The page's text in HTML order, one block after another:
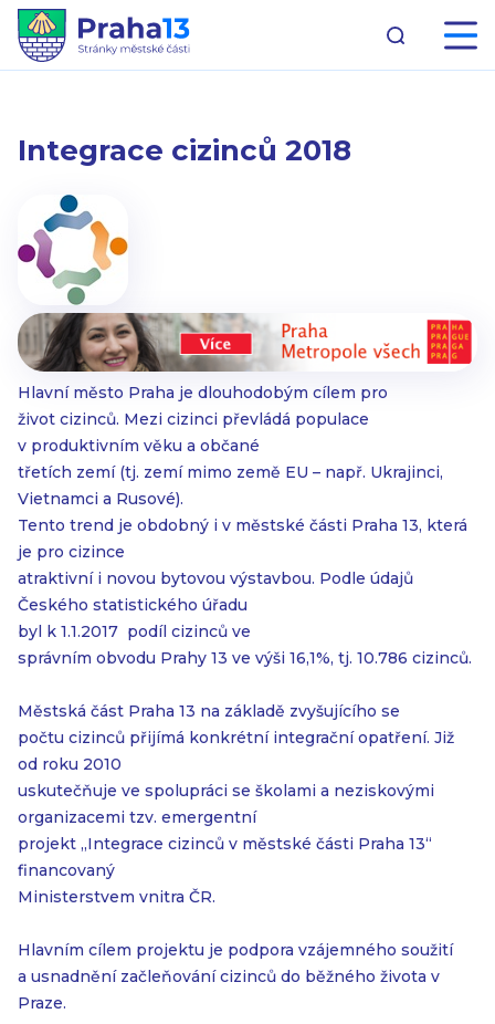
Integrace cizinců 2018
Hlavní město Praha je dlouhodobým cílem pro
život cizinců. Mezi cizinci převládá populace
v produktivním věku a občané
třetích zemí (tj. zemí mimo země EU – např. Ukrajinci,
Vietnamci a Rusové).
Tento trend je obdobný i v městské části Praha 13, která
je pro cizince
atraktivní i novou bytovou výstavbou. Podle údajů
Českého statistického úřadu
byl k 1.1.2017 podíl cizinců ve
správním obvodu Prahy 13 ve výši 16,1%, tj. 10.786 cizinců.
Městská část Praha 13 na základě zvyšujícího se
počtu cizinců přijímá konkrétní integrační opatření. Již
od roku 2010
uskutečňuje ve spolupráci se školami a neziskovými
organizacemi tzv. emergentní
projekt „Integrace cizinců v městské části Praha 13“
financovaný
Ministerstvem vnitra ČR.
Hlavním cílem projektu je podpora vzájemného soužití
a usnadnění začleňování cizinců do běžného života v
Praze.